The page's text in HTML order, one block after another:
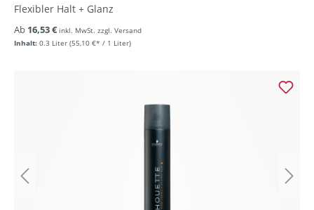
Flexibler Halt + Glanz
Inhalt: 0.3 Liter (55,10 €* / 1 Liter)
Ab 16,53 € inkl. MwSt. zzgl. Versand